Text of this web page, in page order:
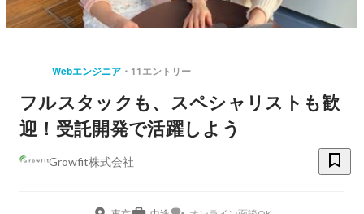
Webエンジニア 11エントリー
フルスタックも、スペシャリストも歓
迎！受託開発で活躍しよう
Growfit株式会社